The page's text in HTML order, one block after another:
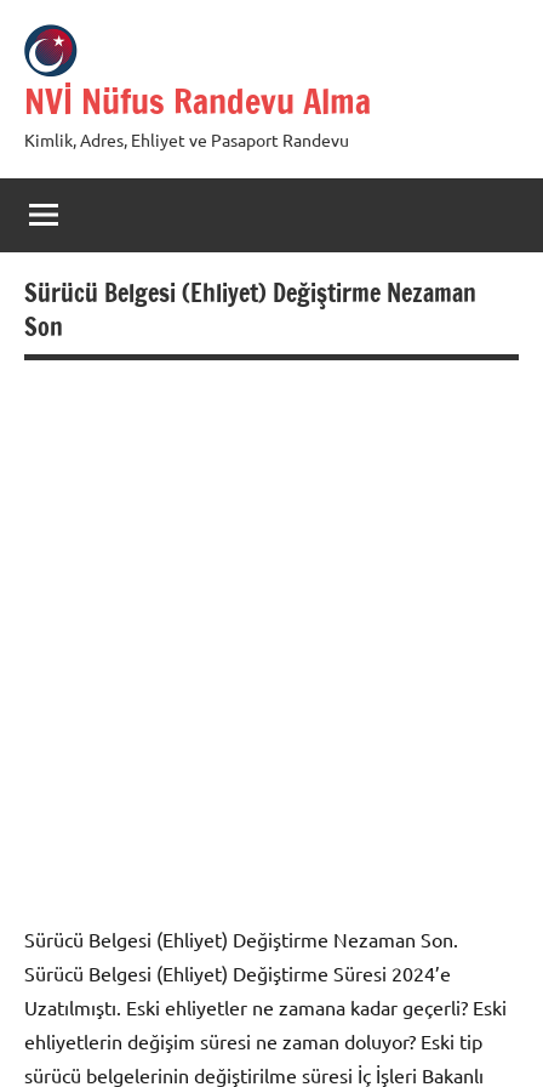
geç
NVİ Nüfus Randevu Alma
Kimlik, Adres, Ehliyet ve Pasaport Randevu
Sürücü Belgesi (Ehliyet) Değiştirme Nezaman
Son
Sürücü Belgesi (Ehliyet) Değiştirme Nezaman Son.
Sürücü Belgesi (Ehliyet) Değiştirme Süresi 2024’e
Uzatılmıştı. Eski ehliyetler ne zamana kadar geçerli? Eski
ehliyetlerin değişim süresi ne zaman doluyor? Eski tip
sürücü belgelerinin değiştirilme süresi İç İşleri Bakanlı